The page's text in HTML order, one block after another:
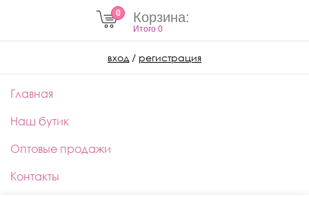
0 Корзина:
Итого 0
вход / регистрация
Главная
Наш бутик
Оптовые продажи
Контакты